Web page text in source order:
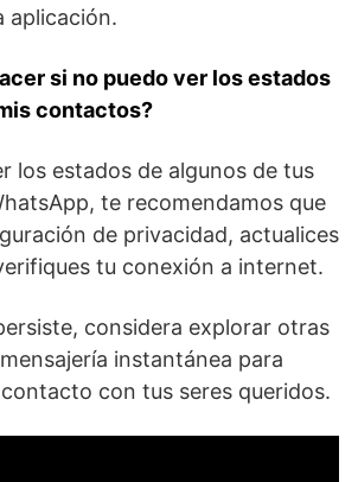
aplicación.
si no puedo ver ‌los ⁣estados
contactos?
los estados de algunos de tus
te‌ recomendamos que
de privacidad, actualices
tu conexión a ‍internet.
‌considera explorar‌ otras‌
instantánea para
con tus seres queridos.